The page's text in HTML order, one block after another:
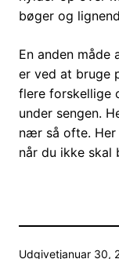
bøger og
En anden måde
er ved at bruge
flere forskellige
under sengen.
nær så ofte.
når du ikke skal
Udgivetjanuar 30,